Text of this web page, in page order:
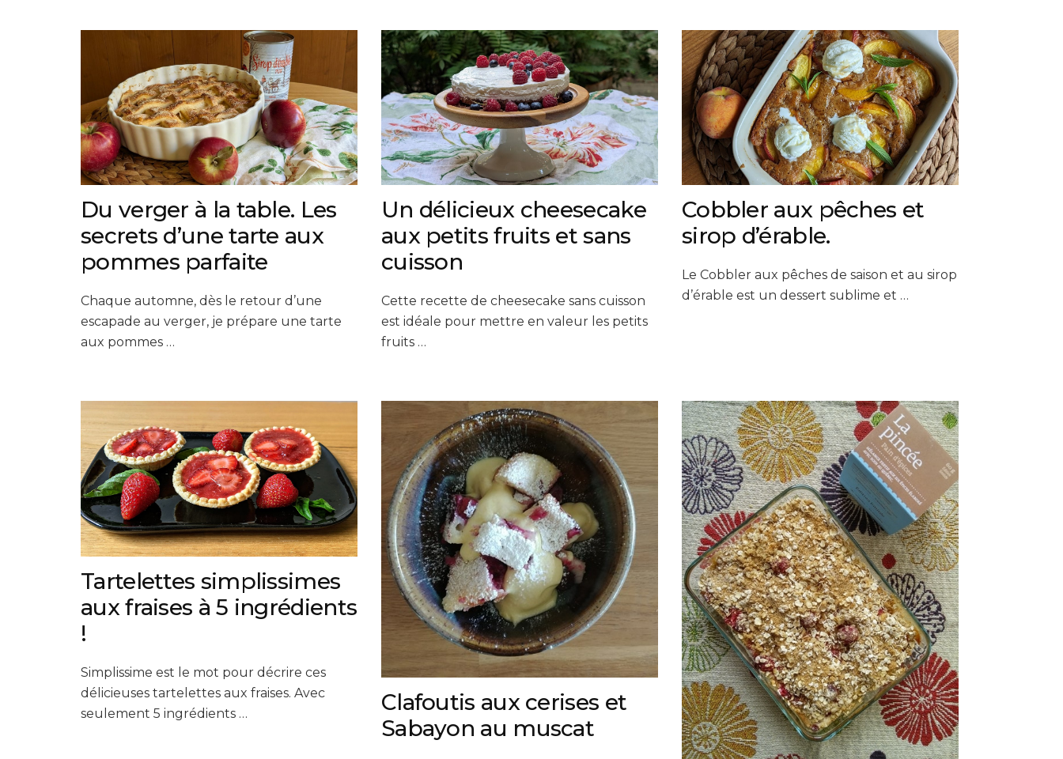
Du verger à la table. Les
secrets d’une tarte aux
pommes parfaite
Chaque automne, dès le retour d’une
escapade au verger, je prépare une tarte
aux pommes …
Un délicieux cheesecake
aux petits fruits et sans
cuisson
Cette recette de cheesecake sans cuisson
est idéale pour mettre en valeur les petits
fruits …
Cobbler aux pêches et
sirop d’érable.
Le Cobbler aux pêches de saison et au sirop
d’érable est un dessert sublime et …
Tartelettes simplissimes
aux fraises à 5 ingrédients
!
Simplissime est le mot pour décrire ces
délicieuses tartelettes aux fraises. Avec
seulement 5 ingrédients …
Clafoutis aux cerises et
Sabayon au muscat